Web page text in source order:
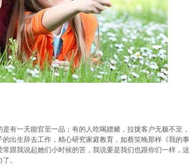
有一天能官至一品；有的人吃喝嫖赌，拉拢客户无极不至
出生辞去工作，精心研究家庭教育，如蔡笑晚那样《我的
跟我说起她们小时候的苦，我说要是我们也跟你们一样，
。